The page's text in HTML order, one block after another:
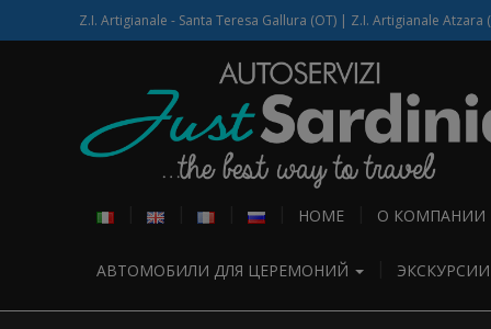
Z.I. Artigianale - Santa Teresa Gallura (OT) | Z.I. Artigianale Atzara
HOME О КОМПАНИИ
АВТОМОБИЛИ ДЛЯ ЦЕРЕМОНИЙ